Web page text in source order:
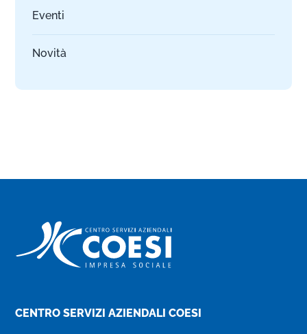
Eventi
Novità
CENTRO SERVIZI AZIENDALI COESI